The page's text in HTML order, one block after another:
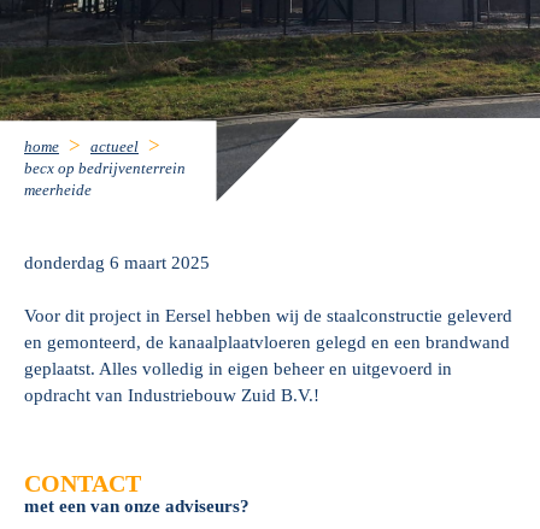
home
actueel
becx op bedrijventerrein
meerheide
donderdag 6 maart 2025
Voor dit project in Eersel hebben wij de staalconstructie geleverd
en gemonteerd, de kanaalplaatvloeren gelegd en een brandwand
geplaatst. Alles volledig in eigen beheer en uitgevoerd in
opdracht van Industriebouw Zuid B.V.!
CONTACT
met een van onze adviseurs?